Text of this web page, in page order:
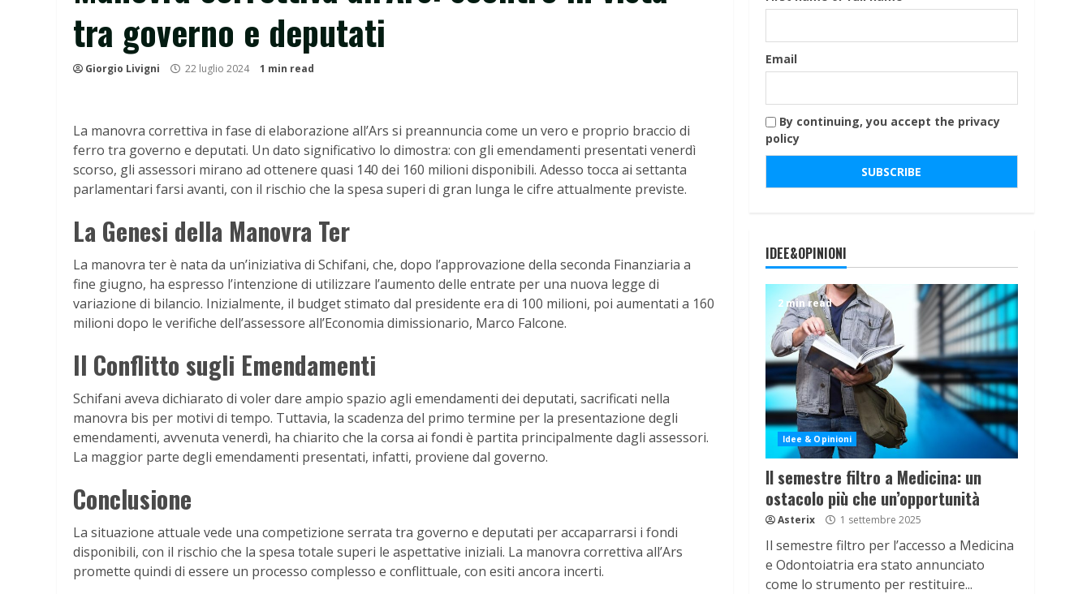
tra governo e deputati
Giorgio Livigni 22 luglio 2024 1 min read
La manovra correttiva in fase di elaborazione all’Ars si preannuncia come un vero e proprio braccio di
ferro tra governo e deputati. Un dato significativo lo dimostra: con gli emendamenti presentati venerdì
scorso, gli assessori mirano ad ottenere quasi 140 dei 160 milioni disponibili. Adesso tocca ai settanta
parlamentari farsi avanti, con il rischio che la spesa superi di gran lunga le cifre attualmente previste.
La Genesi della Manovra Ter
La manovra ter è nata da un’iniziativa di Schifani, che, dopo l’approvazione della seconda Finanziaria a
fine giugno, ha espresso l’intenzione di utilizzare l’aumento delle entrate per una nuova legge di
variazione di bilancio. Inizialmente, il budget stimato dal presidente era di 100 milioni, poi aumentati a 160
milioni dopo le verifiche dell’assessore all’Economia dimissionario, Marco Falcone.
Il Conflitto sugli Emendamenti
Schifani aveva dichiarato di voler dare ampio spazio agli emendamenti dei deputati, sacrificati nella
manovra bis per motivi di tempo. Tuttavia, la scadenza del primo termine per la presentazione degli
emendamenti, avvenuta venerdì, ha chiarito che la corsa ai fondi è partita principalmente dagli assessori.
La maggior parte degli emendamenti presentati, infatti, proviene dal governo.
Conclusione
La situazione attuale vede una competizione serrata tra governo e deputati per accaparrarsi i fondi
disponibili, con il rischio che la spesa totale superi le aspettative iniziali. La manovra correttiva all’Ars
promette quindi di essere un processo complesso e conflittuale, con esiti ancora incerti.
Email
By continuing, you accept the privacy
policy
IDEE&OPINIONI
2 min read
Idee & Opinioni
Il semestre filtro a Medicina: un
ostacolo più che un’opportunità
Asterix 1 settembre 2025
Il semestre filtro per l’accesso a Medicina
e Odontoiatria era stato annunciato
come lo strumento per restituire...